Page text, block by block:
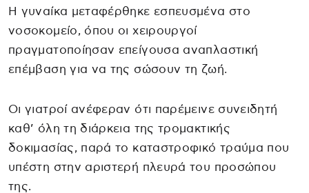
Η γυναίκα μεταφέρθηκε εσπευσμένα στο
νοσοκομείο, όπου οι χειρουργοί
πραγματοποίησαν επείγουσα αναπλαστική
επέμβαση για να της σώσουν τη ζωή.
Οι γιατροί ανέφεραν ότι παρέμεινε συνειδητή
καθ’ όλη τη διάρκεια της τρομακτικής
δοκιμασίας, παρά το καταστροφικό τραύμα που
υπέστη στην αριστερή πλευρά του προσώπου
της.